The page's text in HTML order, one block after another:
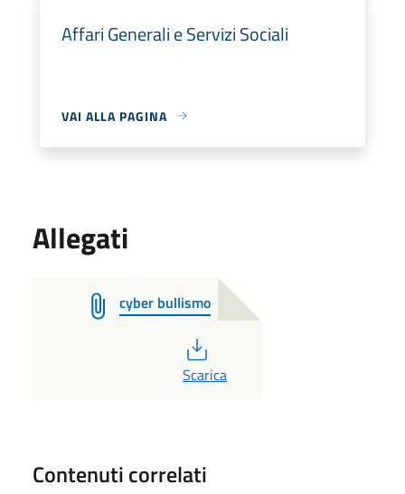
Affari Generali e Servizi Sociali
VAI ALLA PAGINA
Allegati
cyber bullismo
PDF
Scarica
Contenuti correlati